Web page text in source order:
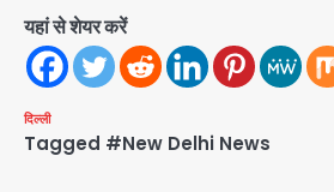
यहां से शेयर करें
दिल्ली
Tagged #New Delhi News